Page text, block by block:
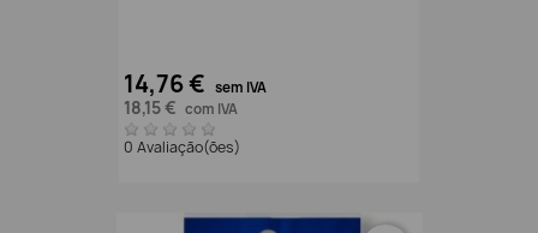
14,76 € sem IVA
18,15 € com IVA
0 Avaliação(ões)